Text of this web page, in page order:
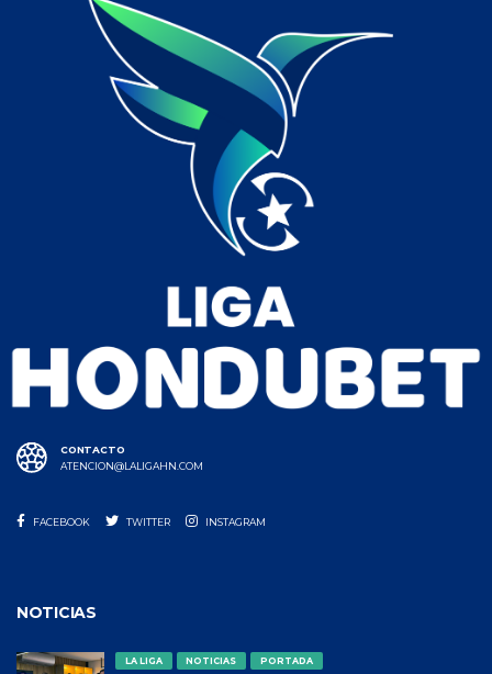
CONTACTO
ATENCION@LALIGAHN.COM
FACEBOOK TWITTER INSTAGRAM
NOTICIAS
LA LIGA NOTICIAS PORTADA